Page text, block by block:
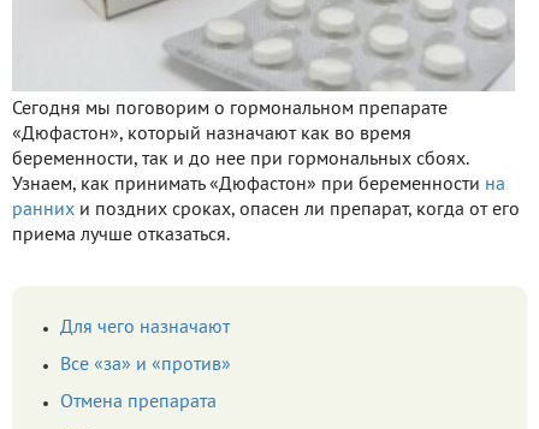
Сегодня мы поговорим о гормональном препарате
«Дюфастон», который назначают как во время
беременности, так и до нее при гормональных сбоях.
Узнаем, как принимать «Дюфастон» при беременности на
ранних и поздних сроках, опасен ли препарат, когда от его
приема лучше отказаться.
Для чего назначают
Все «за» и «против»
Отмена препарата